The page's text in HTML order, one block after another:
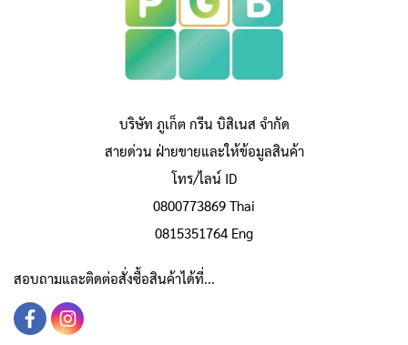
บริษัท ภูเก็ต กรีน บิสิเนส จำกัด
สายด่วน ฝ่ายขายและให้ข้อมูลสินค้า
โทร/ไลน์ ID
0800773869 Thai
0815351764 Eng
สอบถามและติดต่อสั่งซื้อสินค้าได้ที่...